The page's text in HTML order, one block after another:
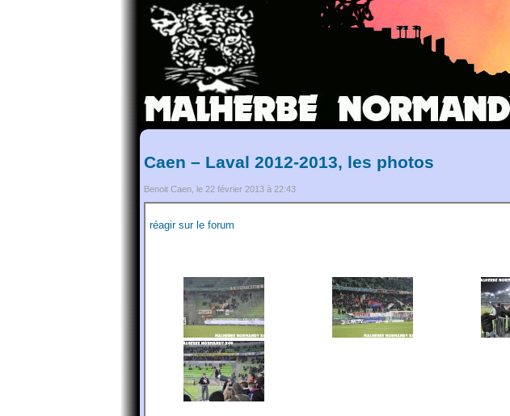
Caen – Laval 2012-2013, les photos
Benoit Caen, le 22 février 2013 à 22:43
réagir sur le forum